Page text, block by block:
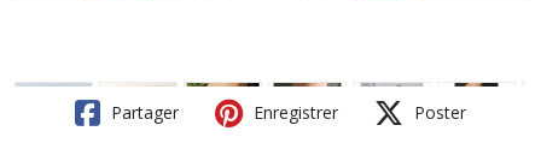
Partager Enregistrer Poster